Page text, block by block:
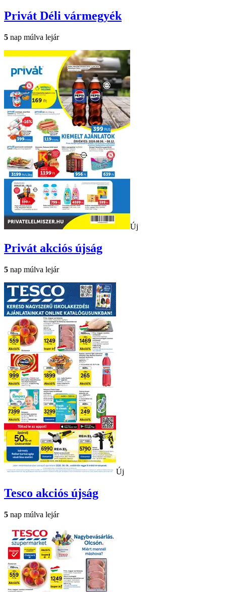
Privát Déli vármegyék
5 nap múlva lejár
Új
Privát akciós újság
5 nap múlva lejár
Új
Tesco akciós újság
5 nap múlva lejár